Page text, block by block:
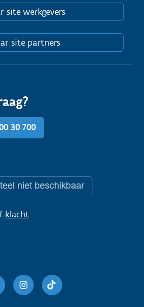
site werkgevers
site partners
30 700
niet beschikbaar
klacht
YoutubeInstagram